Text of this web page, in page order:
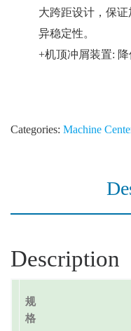
大跨距设计，保
异稳定性。
+机顶冲屑装置: 降
Categories: Machine
Description
规
格